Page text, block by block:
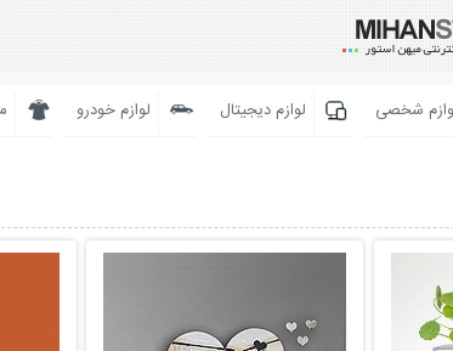
شخصی لوازم دیجیتال لوازم خودرو